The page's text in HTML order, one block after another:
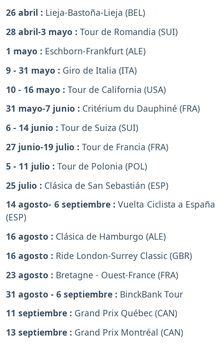
26 abril : Lieja-Bastoña-Lieja (BEL)
28 abril-3 mayo : Tour de Romandia (SUI)
1 mayo : Eschborn-Frankfurt (ALE)
9 - 31 mayo : Giro de Italia (ITA)
10 - 16 mayo : Tour de California (USA)
31 mayo-7 junio : Critérium du Dauphiné (FRA)
6 - 14 junio : Tour de Suiza (SUI)
27 junio-19 julio : Tour de Francia (FRA)
5 - 11 julio : Tour de Polonia (POL)
25 julio : Clásica de San Sebastián (ESP)
14 agosto- 6 septiembre : Vuelta Ciclista a España
(ESP)
16 agosto : Clásica de Hamburgo (ALE)
16 agosto : Ride London-Surrey Classic (GBR)
23 agosto : Bretagne - Ouest-France (FRA)
31 agosto - 6 septiembre : BinckBank Tour
11 septiembre : Grand Prix Québec (CAN)
13 septiembre : Grand Prix Montréal (CAN)